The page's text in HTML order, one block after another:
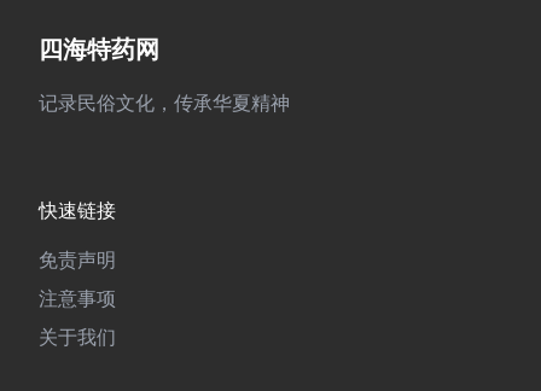
四海特药网
记录民俗文化，传承华夏精神
快速链接
免责声明
注意事项
关于我们